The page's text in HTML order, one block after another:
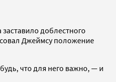
доблестного
Джеймсу положение
что для него важно, — и